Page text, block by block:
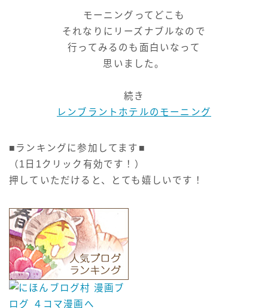
モーニングってどこも
それなりにリーズナブルなので
行ってみるのも面白いなって
思いました。
続き
レンブラントホテルのモーニング
■ランキングに参加してます■
（1日1クリック有効です！）
押していただけると、とても嬉しいです！